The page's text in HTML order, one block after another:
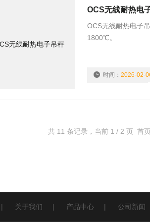
OCS无线耐热电
OCS无线耐热电子
1800℃。
时间：2026-02-
共 11 条记录，当前 1 / 2 页 首
| 关于我们 | 产品中心 | 公司新闻